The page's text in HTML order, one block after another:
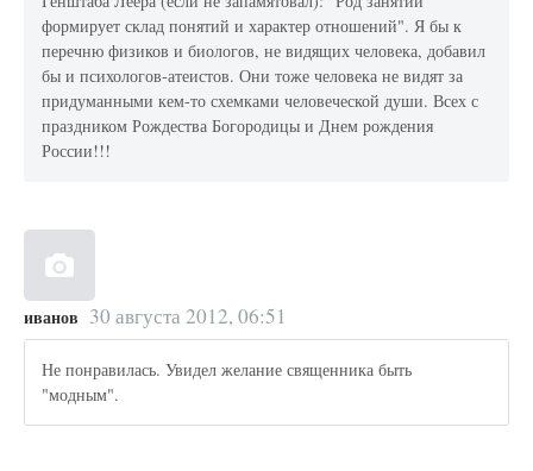
формирует склад понятий и характер отношений". Я бы к
перечню физиков и биологов, не видящих человека, добавил
бы и психологов-атеистов. Они тоже человека не видят за
придуманными кем-то схемками человеческой души. Всех с
праздником Рождества Богородицы и Днем рождения
России!!!
иванов 30 августа 2012, 06:51
Не понравилась. Увидел желание священника быть
"модным".